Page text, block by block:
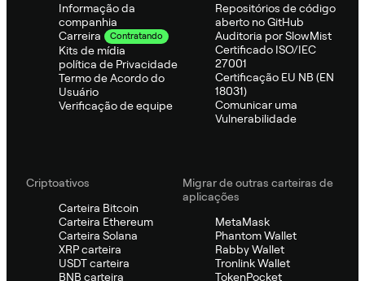
Informação da
companhia
Carreira
Contratando
Kits de mídia
política de Privacidade
Termo de Acordo do
Usuário
Verificação de equipe
Repositórios de código
aberto no GitHub
Auditoria por SlowMist
Certificado ISO/IEC
27001
Certificação EU NB (EN
18031)
Comunicar uma
Vulnerabilidade
Criptoativos
Carteira Bitcoin
Carteira Ethereum
Carteira Solana
XRP carteira
USDT carteira
BNB carteira
Migrar de outras carteiras de
aplicações
MetaMask
Phantom Wallet
Rabby Wallet
Tronlink Wallet
TokenPocket